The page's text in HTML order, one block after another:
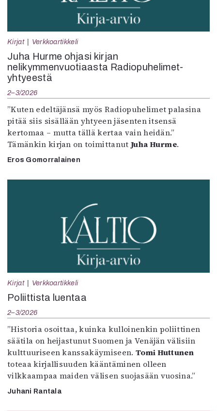
Kirjat Verkkoartikkeli
Juha Hurme ohjasi kirjan
nelikymmenvuotiaasta Radiopuhelimet-
yhtyeestä
2–3/2026
”Kuten edeltäjänsä myös Radiopuhelimet palasina
pitää siis sisällään yhtyeen jäsenten itsensä
kertomaa – mutta tällä kertaa vain heidän.”
Tämänkin kirjan on toimittanut Juha Hurme.
Eros Gomorralainen
Kirjat Verkkoartikkeli
Poliittista luentaa
2–3/2026
”Historia osoittaa, kuinka kulloinenkin poliittinen
säätila on heijastunut Suomen ja Venäjän välisiin
kulttuuriseen kanssakäymiseen. Tomi Huttunen
toteaa kirjallisuuden kääntäminen olleen
vilkkaampaa maiden välisen suojasään vuosina.”
Juhani Rantala